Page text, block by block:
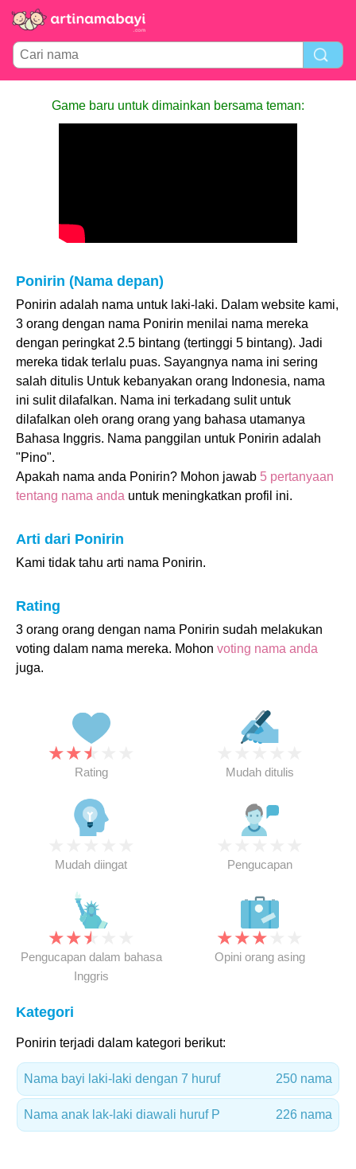
Game baru untuk dimainkan bersama teman:
Ponirin (Nama depan)
Ponirin adalah nama untuk laki-laki. Dalam website kami,
3 orang dengan nama Ponirin menilai nama mereka
dengan peringkat 2.5 bintang (tertinggi 5 bintang). Jadi
mereka tidak terlalu puas. Sayangnya nama ini sering
salah ditulis Untuk kebanyakan orang Indonesia, nama
ini sulit dilafalkan. Nama ini terkadang sulit untuk
dilafalkan oleh orang orang yang bahasa utamanya
Bahasa Inggris. Nama panggilan untuk Ponirin adalah
"Pino".
Apakah nama anda Ponirin? Mohon jawab 5 pertanyaan
tentang nama anda untuk meningkatkan profil ini.
Arti dari Ponirin
Kami tidak tahu arti nama Ponirin.
Rating
3 orang orang dengan nama Ponirin sudah melakukan
voting dalam nama mereka. Mohon voting nama anda
juga.
★★★
Rating Mudah ditulis
Mudah diingat Pengucapan
★★★
Pengucapan dalam bahasa
Inggris
★★★
Opini orang asing
Kategori
Ponirin terjadi dalam kategori berikut:
Nama bayi laki-laki dengan 7 huruf 250 nama
Nama anak lak-laki diawali huruf P 226 nama